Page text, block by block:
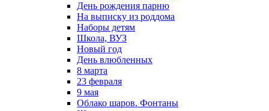
День рождения парню
На выписку из роддома
Наборы детям
Школа, ВУЗ
Новый год
День влюбленных
8 марта
23 февраля
9 мая
Облако шаров. Фонтаны